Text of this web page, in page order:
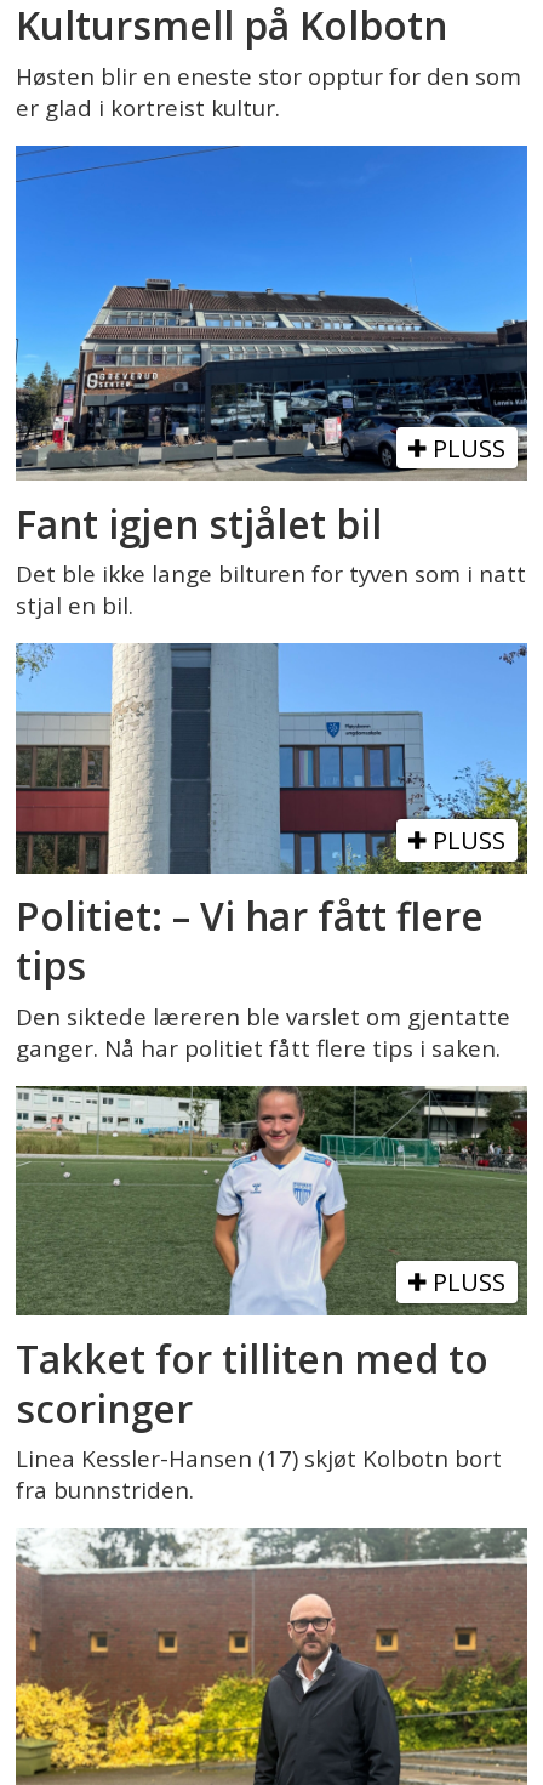
Kultursmell på Kolbotn
Høsten blir en eneste stor opptur for den som
er glad i kortreist kultur.
PLUSS
Fant igjen stjålet bil
Det ble ikke lange bilturen for tyven som i natt
stjal en bil.
PLUSS
Politiet: – Vi har fått flere
tips
Den siktede læreren ble varslet om gjentatte
ganger. Nå har politiet fått flere tips i saken.
PLUSS
Takket for tilliten med to
scoringer
Linea Kessler-Hansen (17) skjøt Kolbotn bort
fra bunnstriden.